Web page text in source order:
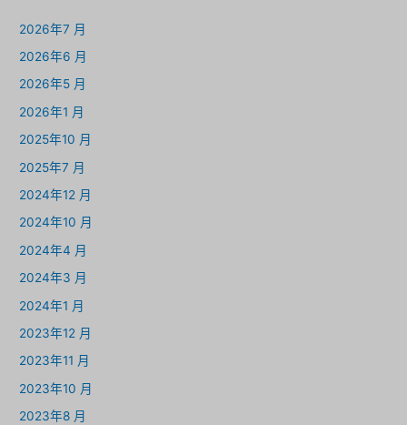
2026年7 月
2026年6 月
2026年5 月
2026年1 月
2025年10 月
2025年7 月
2024年12 月
2024年10 月
2024年4 月
2024年3 月
2024年1 月
2023年12 月
2023年11 月
2023年10 月
2023年8 月